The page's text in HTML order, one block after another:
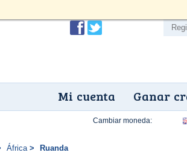
Ganar
Mi cuenta
África Ruanda
Cambiar moneda: